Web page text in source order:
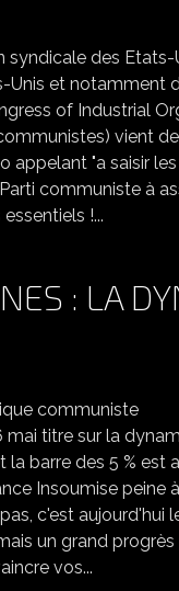
Unis et notamment
of Industrial
vient
appelant "a saisir
communiste à
!...
: LA
mai titre sur la
la barre des 5 %
Insoumise
c'est aujourd'hui
un grand
vos...